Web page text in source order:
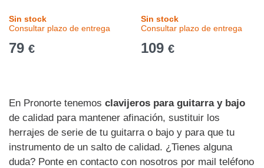
Sin stock
Consultar plazo de entrega
79 €
Sin stock
Consultar plazo de entrega
109 €
En Pronorte tenemos clavijeros para guitarra y bajo
de calidad para mantener afinación, sustituir los
herrajes de serie de tu guitarra o bajo y para que tu
instrumento de un salto de calidad. ¿Tienes alguna
duda? Ponte en contacto con nosotros por mail teléfono